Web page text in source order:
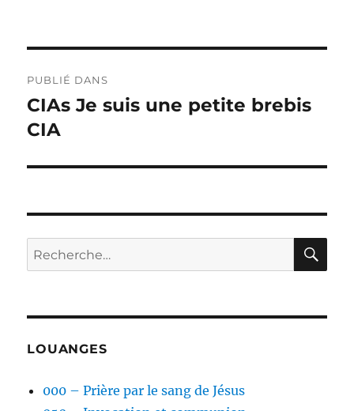
de
l’article
PUBLIÉ DANS
CIAs Je suis une petite brebis
CIA
Recherche
pour :
LOUANGES
000 – Prière par le sang de Jésus